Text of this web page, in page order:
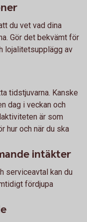
du vet vad dina
Gör det bekvämt för
lojalitetsupplägg av
tidstjuvarna. Kanske
dag i veckan och
är som
hur och när du ska
intäkter
serviceavtal kan du
fördjupa